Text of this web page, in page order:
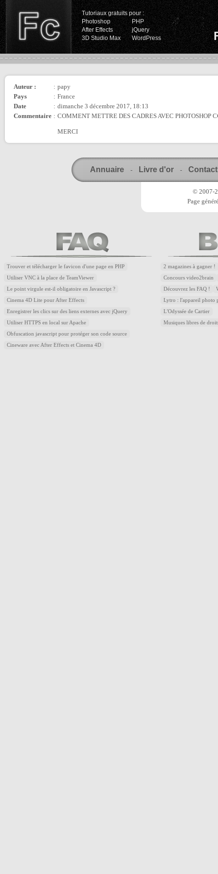
Tutoriaux gratuits pour :
Photoshop
PHP
After Effects
jQuery
3D Studio Max
WordPress
Auteur : : papy
Pays
: France
Date
: dimanche 3 décembre 2017, 18:13
Commentaire : COMMENT METTRE DES CADRES AVEC PHOTOSHOP
MERCI
Annuaire - Livre d'or - Contact
© 2007-
Page
Trouver et télécharger le favicon d'une page en PHP
Utiliser VNC à la place de TeamViewer
Le point virgule est-il obligatoire en Javascript ?
Cinema 4D Lite pour After Effects
Enregistrer les clics sur des liens externes avec jQuery
Utiliser HTTPS en local sur Apache
Obfuscation javascript pour protéger son code source
Cineware avec After Effects et Cinema 4D
2 magazines à gagner !
Concours video2brain
Découvrez les FAQ !
Lytro : l'appareil photo
L'Odyssée de Cartier
Musiques libres de